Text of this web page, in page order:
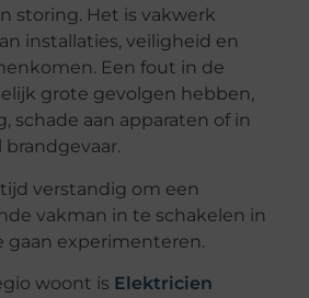
storing. Het is vakwerk
installaties, veiligheid en
Een fout in de
grote gevolgen hebben,
schade aan apparaten of in
verstandig om een
vakman in te schakelen in
gaan experimenteren.
woont is Elektricien